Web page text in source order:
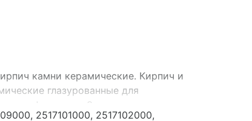
камни керамические. Кирпич и
глазурованные для
пола, фасадные. Заполнители,
2517101000, 2517102000,